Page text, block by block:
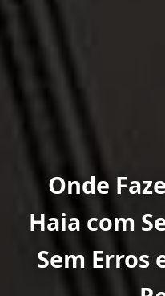
Onde
Haia com
Sem Erros